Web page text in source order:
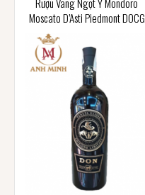
Moscato D’Asti Piedmont DOCG